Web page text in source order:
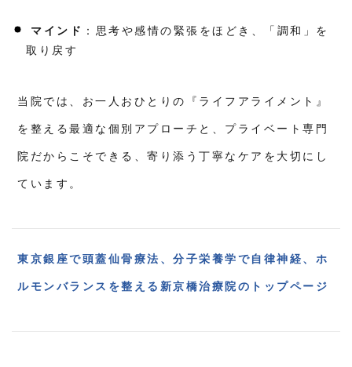
マインド ：思考や感情の緊張をほどき、「調和」を
取り戻す
当院では、お一人おひとりの『ライフアライメント』
を整える最適な個別アプローチと、プライベート専門
院だからこそできる、寄り添う丁寧なケアを大切にし
ています。
東京銀座で頭蓋仙骨療法、分子栄養学で自律神経、ホ
ルモンバランスを整える新京橋治療院のトップページ